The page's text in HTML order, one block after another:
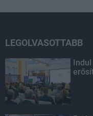
LEGOLVASOTTABB